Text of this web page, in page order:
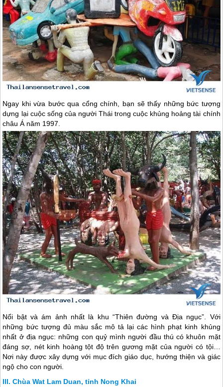
Ngay khi vừa bước qua cổng chính, bạn sẽ thấy những bức tượng
dựng lại cuộc sống của người Thái trong cuộc khủng hoảng tài chính
châu Á năm 1997.
Nổi bật và ám ảnh nhất là khu “Thiên đường và Địa ngục”. Với
những bức tượng đủ màu sắc mô tả lại các hình phạt kinh khủng
nhất ở địa ngục: những con quỷ mình người đầu thú có khuôn mặt
đáng sợ, nét kinh hoàng tột độ trên gương mặt của người có tội…
Nơi này được xây dựng với mục đích giáo dục, hướng thiện và giác
ngộ cho con người.
Chùa Wat Lam Duan, tỉnh Nong Khai